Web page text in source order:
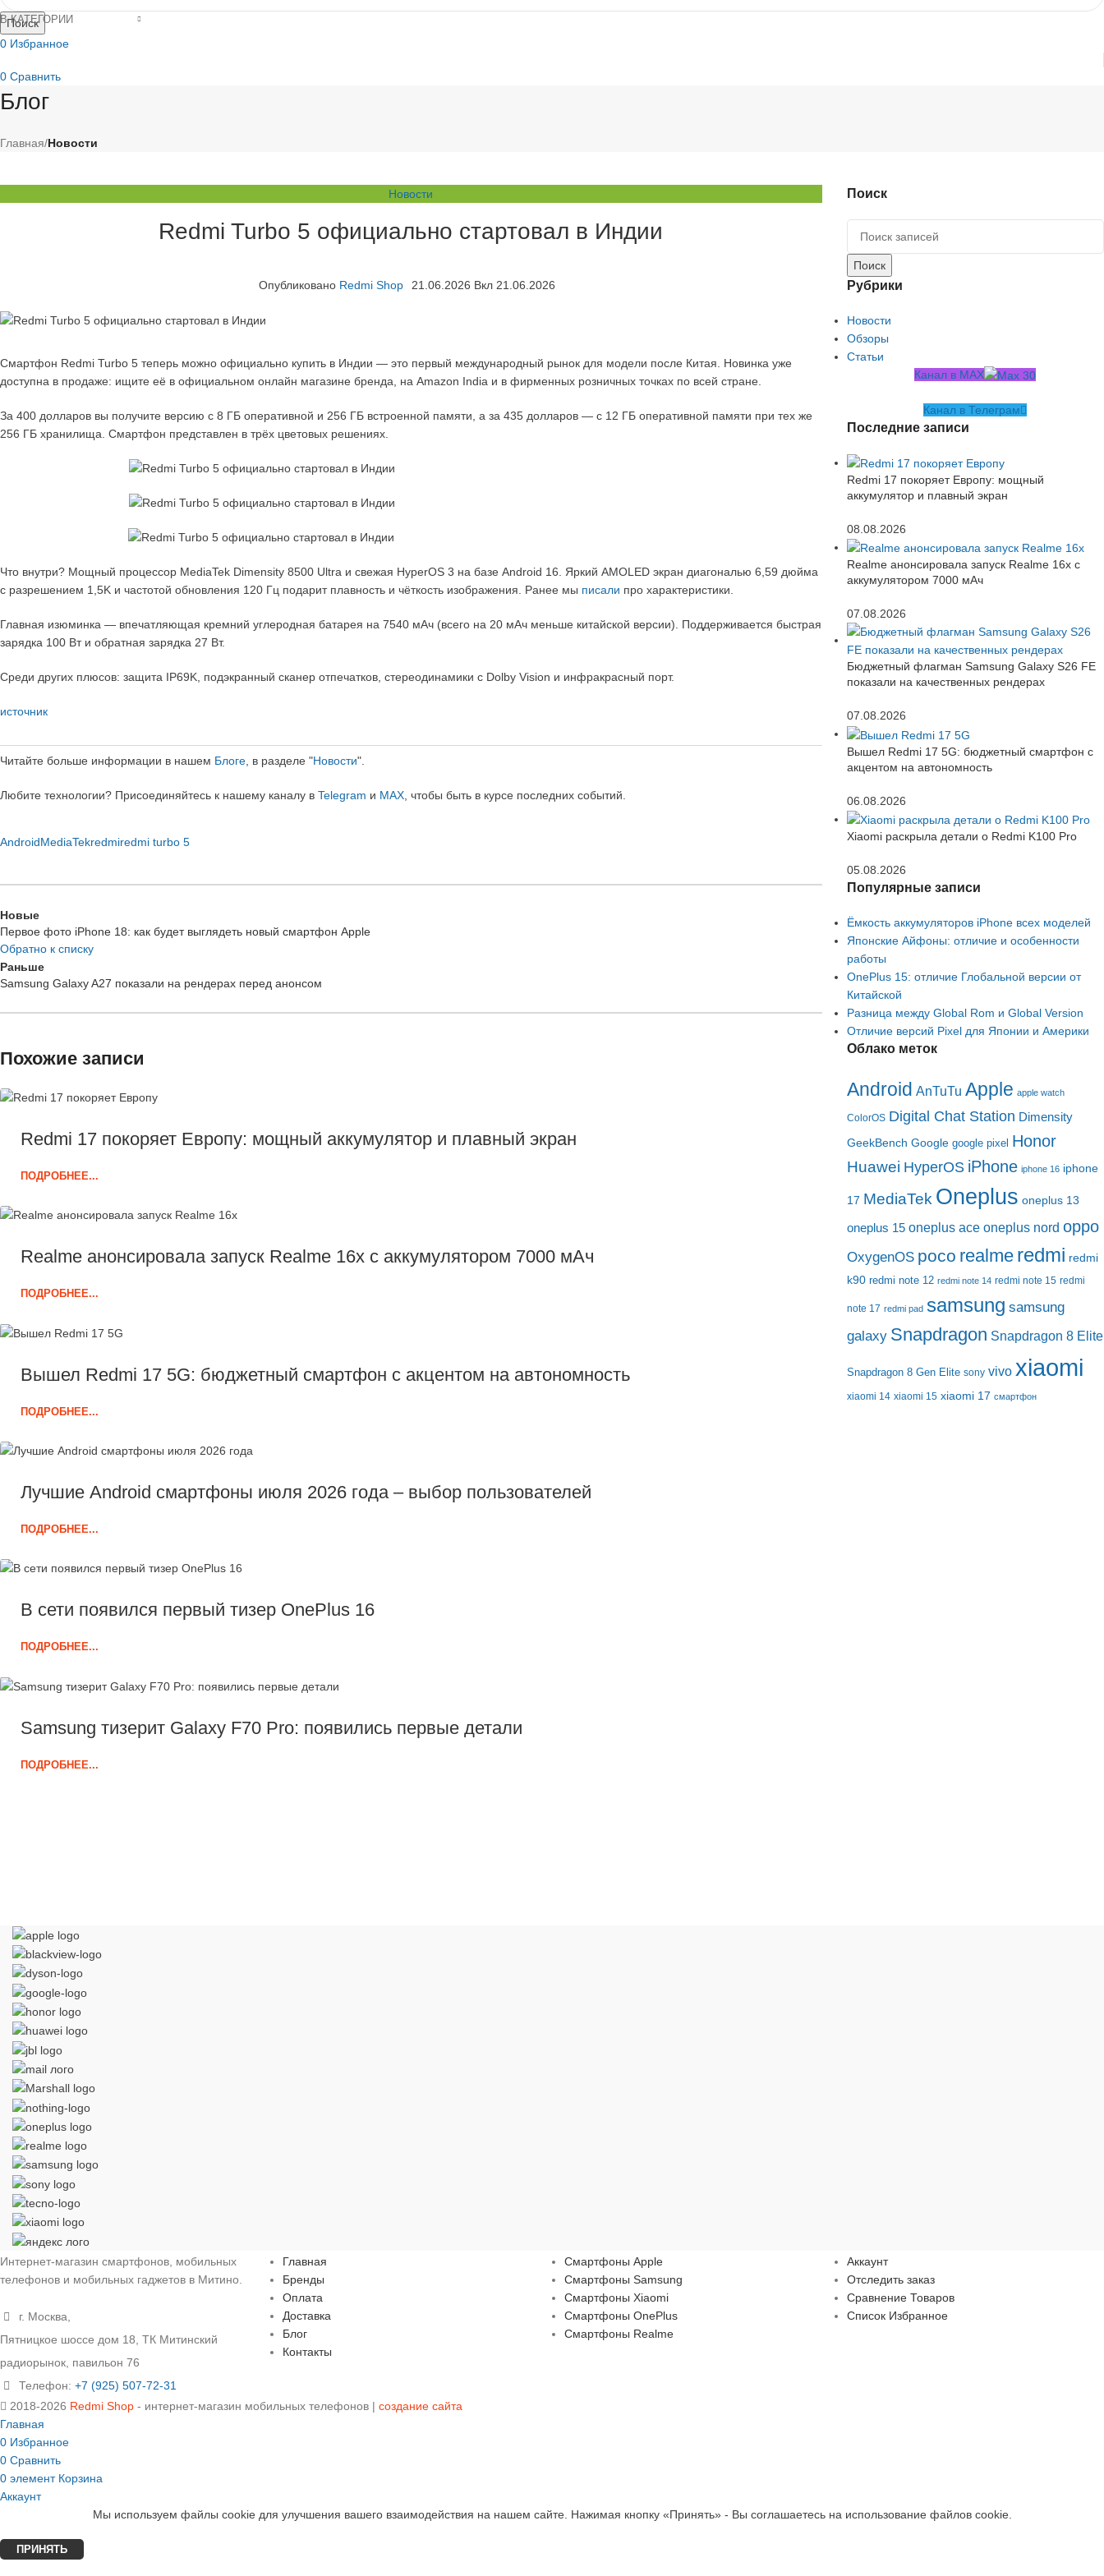
В КАТЕГОРИИ
Поиск
0 Избранное
0 Сравнить
0элемент
Блог
Главная/Новости
Новости
Redmi Turbo 5 официально стартовал в Индии
Опубликовано Redmi Shop 21.06.2026 Вкл 21.06.2026
Смартфон Redmi Turbo 5 теперь можно официально купить в Индии — это первый международный рынок для модели после Китая. Новинка уже
доступна в продаже: ищите её в официальном онлайн магазине бренда, на Amazon India и в фирменных розничных точках по всей стране.
За 400 долларов вы получите версию с 8 ГБ оперативной и 256 ГБ встроенной памяти, а за 435 долларов — с 12 ГБ оперативной памяти при тех же
256 ГБ хранилища. Смартфон представлен в трёх цветовых решениях.
Что внутри? Мощный процессор MediaTek Dimensity 8500 Ultra и свежая HyperOS 3 на базе Android 16. Яркий AMOLED экран диагональю 6,59 дюйма
с разрешением 1,5K и частотой обновления 120 Гц подарит плавность и чёткость изображения. Ранее мы писали про характеристики.
Главная изюминка — впечатляющая кремний углеродная батарея на 7540 мАч (всего на 20 мАч меньше китайской версии). Поддерживается быстрая
зарядка 100 Вт и обратная зарядка 27 Вт.
Среди других плюсов: защита IP69K, подэкранный сканер отпечатков, стереодинамики с Dolby Vision и инфракрасный порт.
источник
Читайте больше информации в нашем Блоге , в разделе "Новости".
Любите технологии? Присоединяйтесь к нашему каналу в Telegram и MAX , чтобы быть в курсе последних событий.
AndroidMediaTekredmiredmi turbo 5
Новые
Первое фото iPhone 18: как будет выглядеть новый смартфон Apple
Обратно к списку
Раньше
Samsung Galaxy A27 показали на рендерах перед анонсом
Похожие записи
Redmi 17 покоряет Европу: мощный аккумулятор и плавный экран
ПОДРОБНЕЕ...
Realme анонсировала запуск Realme 16x с аккумулятором 7000 мАч
ПОДРОБНЕЕ...
Вышел Redmi 17 5G: бюджетный смартфон с акцентом на автономность
ПОДРОБНЕЕ...
Лучшие Android смартфоны июля 2026 года – выбор пользователей
ПОДРОБНЕЕ...
В сети появился первый тизер OnePlus 16
ПОДРОБНЕЕ...
Samsung тизерит Galaxy F70 Pro: появились первые детали
ПОДРОБНЕЕ...
Поиск
Поиск
Рубрики
Новости
Обзоры
Статьи
Канал в MAX
Канал в Телеграм
Последние записи
Redmi 17 покоряет Европу: мощный
аккумулятор и плавный экран
08.08.2026
Realme анонсировала запуск Realme 16x с
аккумулятором 7000 мАч
07.08.2026
Бюджетный флагман Samsung Galaxy S26 FE
показали на качественных рендерах
07.08.2026
Вышел Redmi 17 5G: бюджетный смартфон с
акцентом на автономность
06.08.2026
Xiaomi раскрыла детали о Redmi K100 Pro
05.08.2026
Популярные записи
Ёмкость аккумуляторов iPhone всех моделей
Японские Айфоны: отличие и особенности
работы
OnePlus 15: отличие Глобальной версии от
Китайской
Разница между Global Rom и Global Version
Отличие версий Pixel для Японии и Америки
Облако меток
Android AnTuTu Apple apple watch
ColorOS Digital Chat Station Dimensity
GeekBench Google google pixel Honor
Huawei HyperOS iPhone iphone 16 iphone
17 MediaTek Oneplus oneplus 13
oneplus 15 oneplus ace oneplus nord oppo
OxygenOS poco realme redmi redmi
k90 redmi note 12 redmi note 14 redmi note 15 redmi
note 17 redmi pad samsung samsung
galaxy Snapdragon Snapdragon 8 Elite
Snapdragon 8 Gen Elite sony vivo xiaomi
xiaomi 14 xiaomi 15 xiaomi 17 смартфон
Интернет-магазин смартфонов, мобильных
телефонов и мобильных гаджетов в Митино.
г. Москва,
Пятницкое шоссе дом 18, ТК Митинский
радиорынок, павильон 76
Телефон: +7 (925) 507-72-31
Главная
Бренды
Оплата
Доставка
Блог
Контакты
Смартфоны Apple
Смартфоны Samsung
Смартфоны Xiaomi
Смартфоны OnePlus
Смартфоны Realme
Аккаунт
Отследить заказ
Сравнение Товаров
Список Избранное
2018-2026 Redmi Shop - интернет-магазин мобильных телефонов | создание сайта
Главная
0 Избранное
0 Сравнить
0 элемент Корзина
Аккаунт
Мы используем файлы cookie для улучшения вашего взаимодействия на нашем сайте. Нажимая кнопку «Принять» - Вы соглашаетесь на использование файлов cookie.
ПРИНЯТЬ